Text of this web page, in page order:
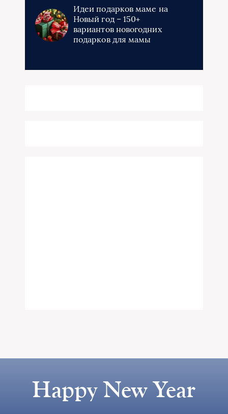
Идеи подарков маме на
Новый год – 150+
вариантов новогодних
подарков для мамы
Happy New Year